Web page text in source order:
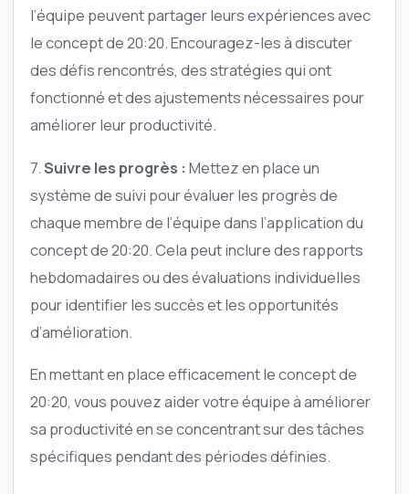
l’équipe peuvent partager leurs expériences avec
le concept de 20:20. Encouragez-les à discuter
des défis rencontrés, des stratégies qui ont
fonctionné et des ajustements nécessaires pour
améliorer leur productivité.
7.Suivre les progrès : Mettez en place un
système de suivi pour évaluer les progrès de
chaque membre de l’équipe dans l’application du
concept de 20:20. Cela peut inclure des rapports
hebdomadaires ou des évaluations individuelles
pour identifier les succès et les opportunités
d’amélioration.
En mettant en place efficacement le concept de
20:20, vous pouvez aider votre équipe à améliorer
sa productivité en se concentrant sur des tâches
spécifiques pendant des périodes définies.